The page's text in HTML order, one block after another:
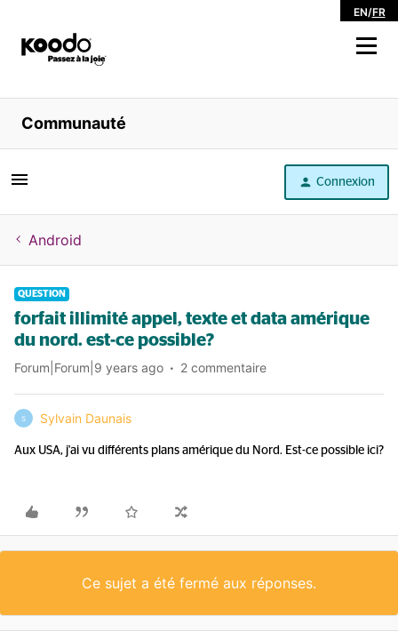
EN/FR
Magasiner
Libre service
Aide
Communauté
Connexion
Android
QUESTION
forfait illimité appel, texte et data amérique
du nord. est-ce possible?
Forum|Forum|9 years ago 2 commentaire
S Sylvain Daunais
Aux USA, j'ai vu différents plans amérique du Nord. Est-ce possible ici?
Ce sujet a été fermé aux réponses.